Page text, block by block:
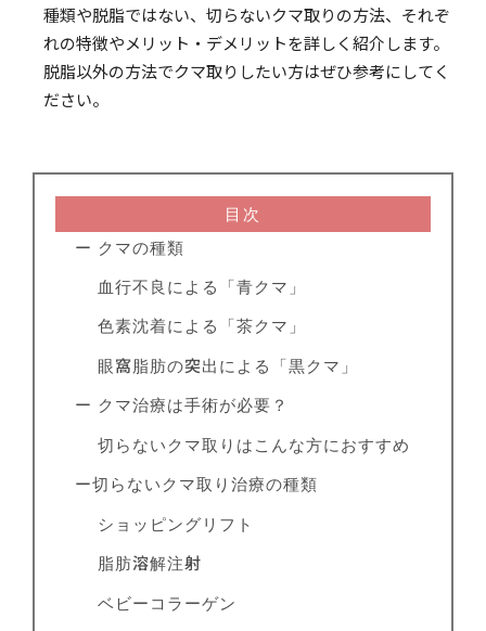
種類や脱脂ではない、切らないクマ取りの方法、それぞ
れの特徴やメリット・デメリットを詳しく紹介します。
脱脂以外の方法でクマ取りしたい方はぜひ参考にしてく
ださい。
目次
ー クマの種類
血行不良による「青クマ」
色素沈着による「茶クマ」
眼窩脂肪の突出による「黒クマ」
ー クマ治療は手術が必要？
切らないクマ取りはこんな方におすすめ
ー切らないクマ取り治療の種類
ショッピングリフト
脂肪溶解注射
ベビーコラーゲン